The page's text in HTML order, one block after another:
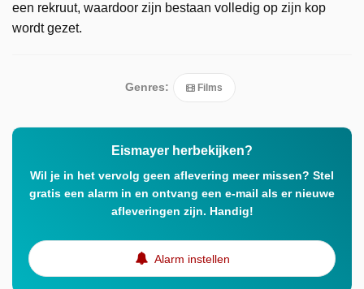
een rekruut, waardoor zijn bestaan volledig op zijn kop
wordt gezet.
Genres: Films
Eismayer herbekijken?
Wil je in het vervolg geen aflevering meer missen? Stel
gratis een alarm in en ontvang een e-mail als er nieuwe
afleveringen zijn. Handig!
Alarm instellen